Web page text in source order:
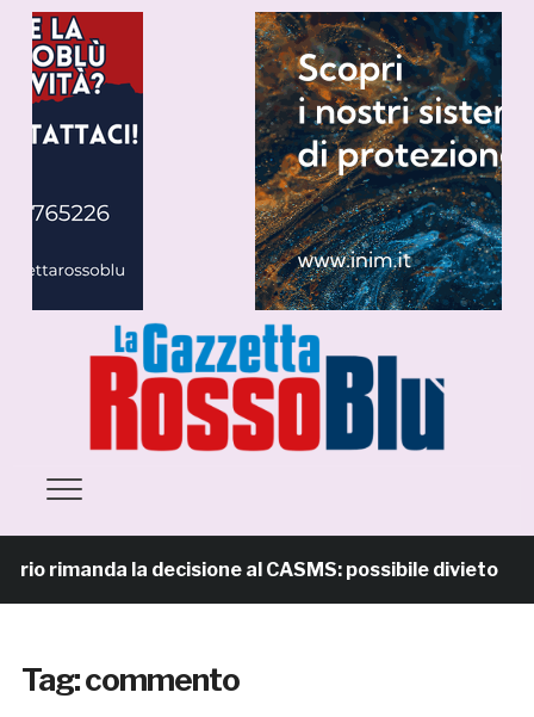
la decisione al CASMS: possibile divieto
Tag:commento